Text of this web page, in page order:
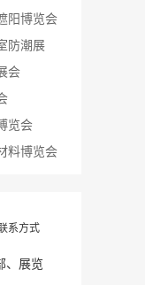
阳博览会
防潮展
会
览会
料博览会
系方式
、展览